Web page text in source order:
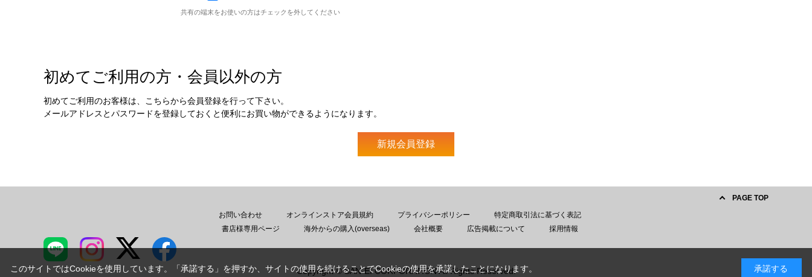
共有の端末をお使いの方はチェックを外してください
初めてご利用の方・会員以外の方
初めてご利用のお客様は、こちらから会員登録を行って下さい。
メールアドレスとパスワードを登録しておくと便利にお買い物ができるようになります。
PAGE TOP
お問い合わせ
オンラインストア会員規約 プライバシーポリシー
特定商取引法に基づく表記
書店様専用ページ
海外からの購入(overseas) 会社概要 広告掲載について 採用情報
Copyright © SAN-EI CORPORATION All Rights Reserved.
このサイトではCookieを使用しています。「承諾する」を押すか、サイトの使用を続けることでCookieの使用を承諾したことになります。 承諾する